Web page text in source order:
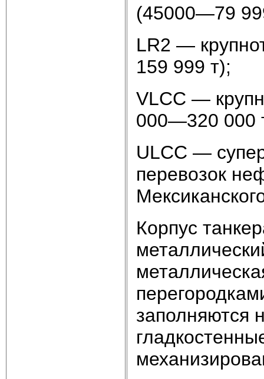
(45000—79
LR2 —
159 999 т);
VLCC —
000—320 000
ULCC —
перевозок
Корпус
заполняются